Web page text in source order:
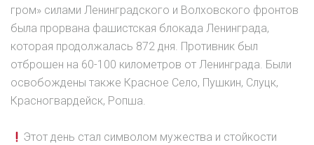
гром» силами Ленинградского и Волховского фронтов
была прорвана фашистская блокада Ленинграда,
которая продолжалась 872 дня. Противник был
отброшен на 60-100 километров от Ленинграда. Были
освобождены также Красное Село, Пушкин, Слуцк,
Красногвардейск, Ропша.
Этот день стал символом мужества и стойкости